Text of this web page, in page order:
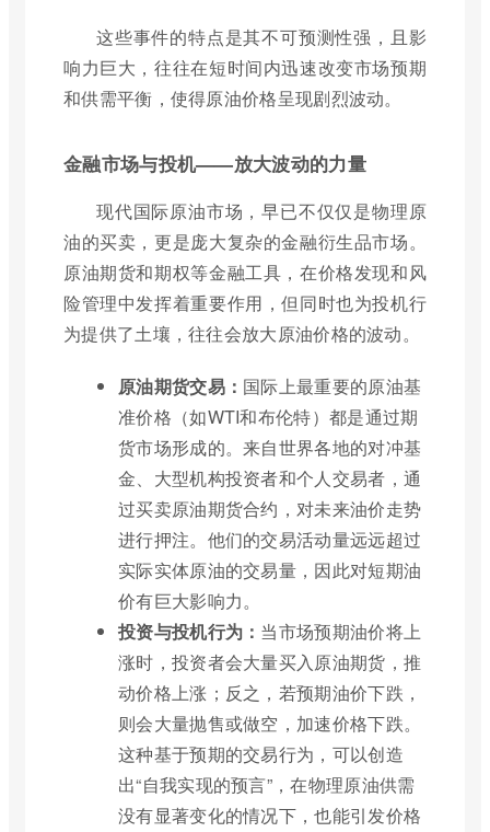
这些事件的特点是其不可预测性强，且影
响力巨大，往往在短时间内迅速改变市场预期
和供需平衡，使得原油价格呈现剧烈波动。
金融市场与投机——放大波动的力量
现代国际原油市场，早已不仅仅是物理原
油的买卖，更是庞大复杂的金融衍生品市场。
原油期货和期权等金融工具，在价格发现和风
险管理中发挥着重要作用，但同时也为投机行
为提供了土壤，往往会放大原油价格的波动。
原油期货交易： 国际上最重要的原油基
准价格（如WTI和布伦特）都是通过期
货市场形成的。来自世界各地的对冲基
金、大型机构投资者和个人交易者，通
过买卖原油期货合约，对未来油价走势
进行押注。他们的交易活动量远远超过
实际实体原油的交易量，因此对短期油
价有巨大影响力。
投资与投机行为： 当市场预期油价将上
涨时，投资者会大量买入原油期货，推
动价格上涨；反之，若预期油价下跌，
则会大量抛售或做空，加速价格下跌。
这种基于预期的交易行为，可以创造
出“自我实现的预言”，在物理原油供需
没有显著变化的情况下，也能引发价格